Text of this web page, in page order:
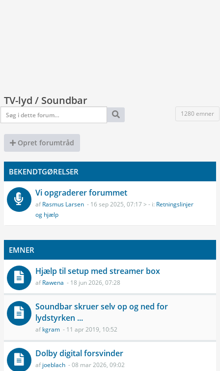
TV-lyd / Soundbar
1280 emner
Opret forumtråd
BEKENDTGØRELSER
Vi opgraderer forummet
afRasmus Larsen - 16 sep 2025, 07:17 > - i: Retningslinjer
og hjælp
EMNER
Hjælp til setup med streamer box
afRawena - 18 jun 2026, 07:28
Soundbar skruer selv op og ned for
lydstyrken ...
afkgram - 11 apr 2019, 10:52
Dolby digital forsvinder
afjoeblach - 08 mar 2026, 09:02